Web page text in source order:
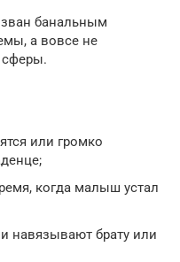
банальным
а вовсе не
сферы.
или громко
когда малыш устал
навязывают брату или